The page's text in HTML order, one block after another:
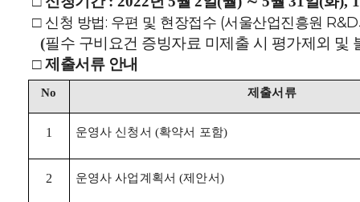
□ 신청 방법: 우편 및 현장접수 (서울산업진흥원
(필수 구비요건 증빙자료 미제출 시 평가제외 및
□제출서류 안내
No 제출서류
1 운영사 신청서 (확약서 포함)
2 운영사 사업계획서(제안서)